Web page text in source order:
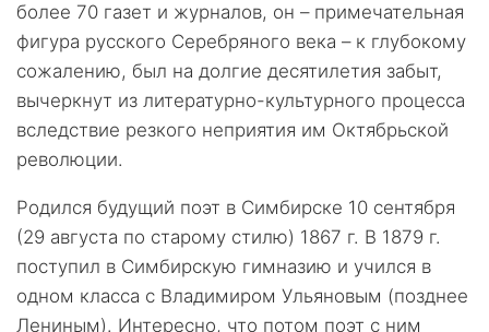
более 70 газет и журналов, он – примечательная
фигура русского Серебряного века – к глубокому
сожалению, был на долгие десятилетия забыт,
вычеркнут из литературно-культурного процесса
вследствие резкого неприятия им Октябрьской
революции.
Родился будущий поэт в Симбирске 10 сентября
(29 августа по старому стилю) 1867 г. В 1879 г.
поступил в Симбирскую гимназию и учился в
одном класса с Владимиром Ульяновым (позднее
Лениным). Интересно, что потом поэт с ним